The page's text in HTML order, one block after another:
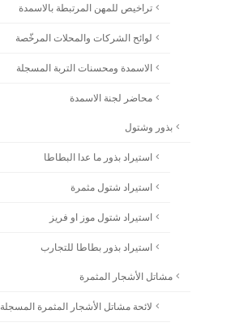
تراخيص للمهن المرتبطة بالاسمدة
لوائح الشركات والمحلات المرخّصة
الاسمدة ومحسنات التربة المسجلة
محاضر لجنة الاسمدة
بذور وشتول
استيراد بذور ما عدا البطاطا
استيراد شتول مثمرة
استيراد شتول موز او فريز
استيراد بذور بطاطا للتجارب
مشاتل الأشجار المثمرة
لائحة مشاتل الأشجار المثمرة المسجلة